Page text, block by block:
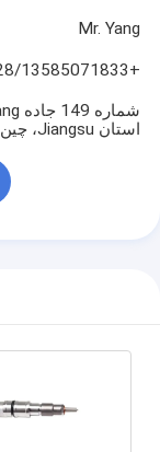
Mr. Yang
+86-13522781028/13585071833
استان Jiangsu، چین.